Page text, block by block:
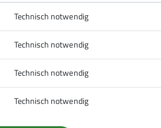
Technisch notwendig
Technisch notwendig
Technisch notwendig
Technisch notwendig